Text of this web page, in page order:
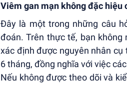
Viêm gan mạn không đặc hiệu
Đây là một trong những câu
đoán. Trên thực tế, bạn
xác định được nguyên nhân
6 tháng, đồng nghĩa với việc
Nếu không được theo dõi và